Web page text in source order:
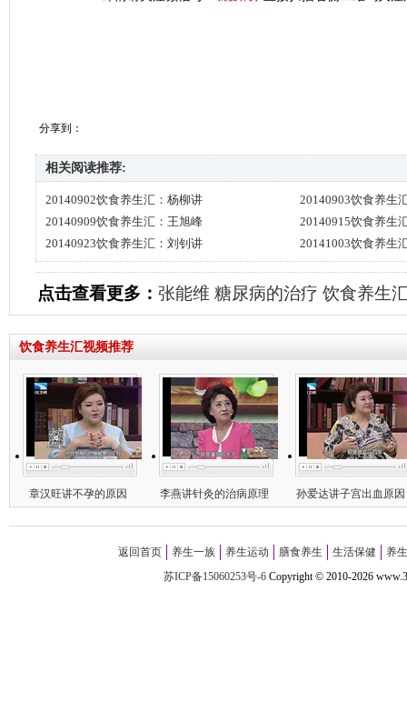
分享到：
相关阅读推荐:
20140902饮食养生汇：杨柳讲
20140903饮食养生
20140909饮食养生汇：王旭峰
20140915饮食养生
20140923饮食养生汇：刘钊讲
20141003饮食养生
点击查看更多： 张能维 糖尿病的治疗 饮食养生
饮食养生汇视频推荐
章汉旺讲不孕的原因 李燕讲针灸的治病原理 孙爱达讲子宫出血原因
返回首页 养生一族 养生运动 膳食养生 生活保健
养
苏ICP备15060253号-6Copyright©2010-2026